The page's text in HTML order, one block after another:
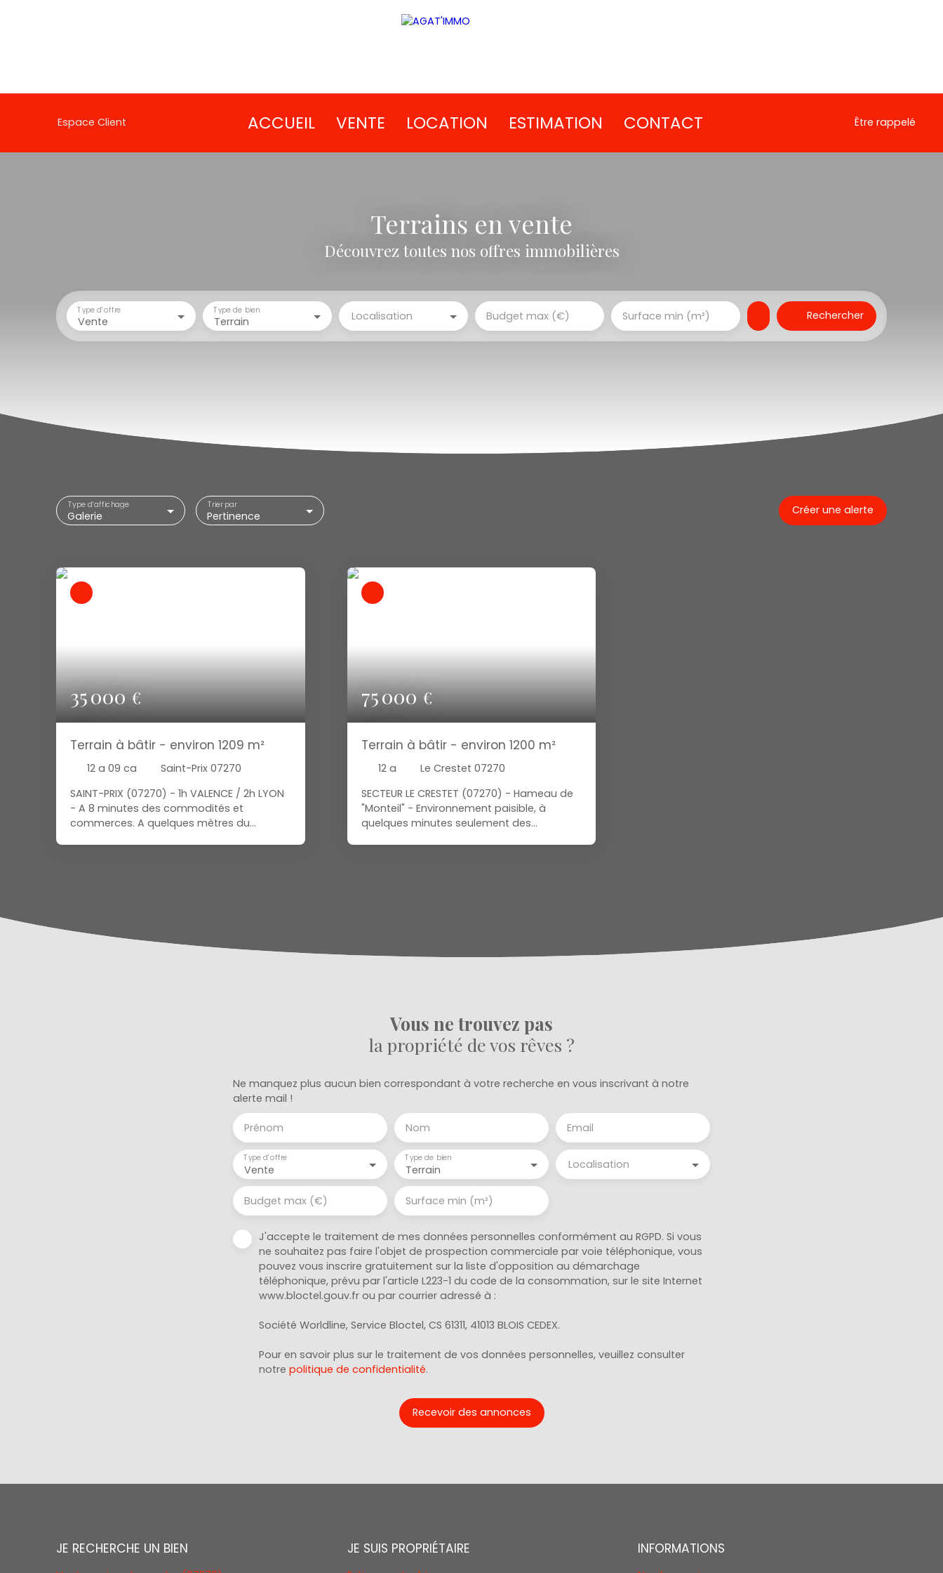
Espace Client ACCUEIL VENTE LOCATION ESTIMATION CONTACT Être rappelé
Terrains en vente
Découvrez toutes nos offres immobilières
Vente
Type d'offre
Terrain
Type de bien Localisation Budget max (€) Surface min (m²) Rechercher
Galerie
Type d'affichage
Pertinence
Trier par Créer une alerte
35 000€
Terrain à bâtir - environ 1209 m²
12 a 09 ca
Saint-Prix 07270
SAINT-PRIX (07270) - 1h VALENCE / 2h LYON
- A 8 minutes des commodités et
commerces. A quelques mètres du
principale ou secondaire. A découvrir ! Prix :
35. 000 €. Votre agent immobilier au 06 28
75 000€
Terrain à bâtir - environ 1200 m²
12 a
Le Crestet 07270
SECTEUR LE CRESTET (07270) - Hameau de
"Monteil" - Environnement paisible, à
quelques minutes seulement des
Vous ne trouvez pas
la propriété de vos rêves ?
Ne manquez plus aucun bien correspondant à votre recherche en vous inscrivant à notre
alerte mail !
Prénom Nom Email
Vente
Type d'offre
Terrain
Type de bien Localisation
Budget max (€) Surface min (m²)
J'accepte le traitement de mes données personnelles conformément au RGPD. Si vous
ne souhaitez pas faire l'objet de prospection commerciale par voie téléphonique, vous
pouvez vous inscrire gratuitement sur la liste d'opposition au démarchage
téléphonique, prévu par l'article L223-1 du code de la consommation, sur le site Internet
www.bloctel.gouv.fr ou par courrier adressé à :
Société Worldline, Service Bloctel, CS 61311, 41013 BLOIS CEDEX.
Pour en savoir plus sur le traitement de vos données personnelles, veuillez consulter
notre politique de confidentialité.
Recevoir des annonces
JE RECHERCHE UN BIEN JE SUIS PROPRIÉTAIRE INFORMATIONS